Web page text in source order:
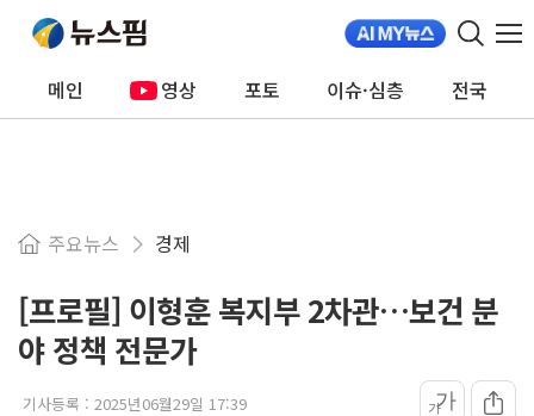
메인 영상 포토 이슈·심층 전국
주요뉴스 경제
[프로필] 이형훈 복지부 2차관…보건 분
야 정책 전문가
기사등록 : 2025년06월29일 17:39 가가